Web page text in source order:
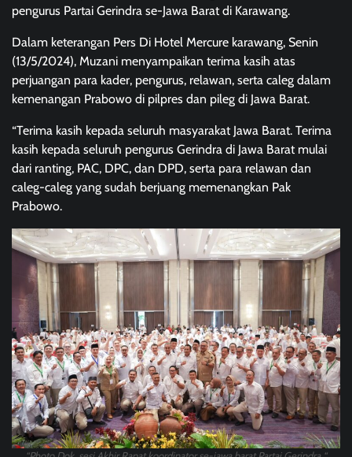
pengurus Partai Gerindra se-Jawa Barat di Karawang.
Dalam keterangan Pers Di Hotel Mercure karawang, Senin
(13/5/2024), Muzani menyampaikan terima kasih atas
perjuangan para kader, pengurus, relawan, serta caleg dalam
kemenangan Prabowo di pilpres dan pileg di Jawa Barat.
“Terima kasih kepada seluruh masyarakat Jawa Barat. Terima
kasih kepada seluruh pengurus Gerindra di Jawa Barat mulai
dari ranting, PAC, DPC, dan DPD, serta para relawan dan
caleg-caleg yang sudah berjuang memenangkan Pak
Prabowo.